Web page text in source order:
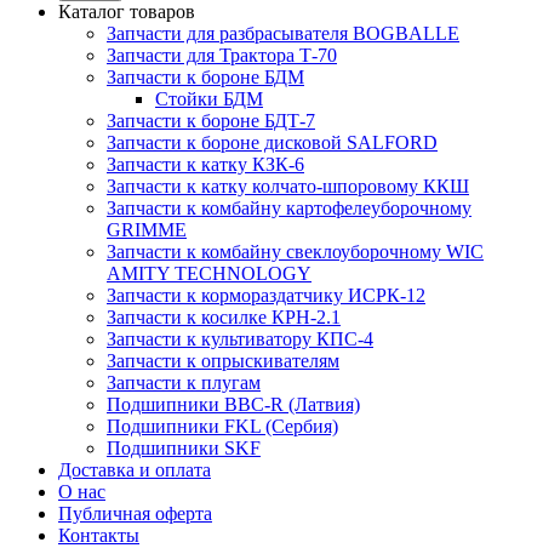
Каталог товаров
Запчасти для разбрасывателя BOGBALLE
Запчасти для Трактора Т-70
Запчасти к бороне БДМ
Стойки БДМ
Запчасти к бороне БДТ-7
Запчасти к бороне дисковой SALFORD
Запчасти к катку КЗК-6
Запчасти к катку колчато-шпоровому ККШ
Запчасти к комбайну картофелеуборочному
GRIMME
Запчасти к комбайну свеклоуборочному WIC
AMITY TECHNOLOGY
Запчасти к кормораздатчику ИСРК-12
Запчасти к косилке КРН-2.1
Запчасти к культиватору КПС-4
Запчасти к опрыскивателям
Запчасти к плугам
Подшипники BBC-R (Латвия)
Подшипники FKL (Сербия)
Подшипники SKF
Доставка и оплата
О нас
Публичная оферта
Контакты